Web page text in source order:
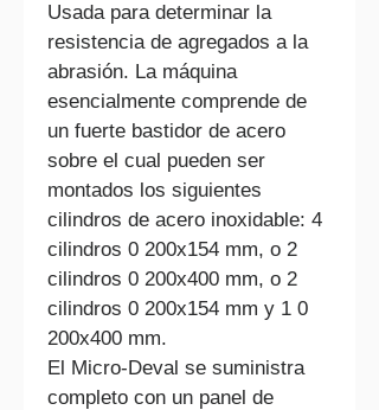
Usada para determinar la
resistencia de agregados a la
abrasión. La máquina
esencialmente comprende de
un fuerte bastidor de acero
sobre el cual pueden ser
montados los siguientes
cilindros de acero inoxidable: 4
cilindros 0 200x154 mm, o 2
cilindros 0 200x400 mm, o 2
cilindros 0 200x154 mm y 1 0
200x400 mm.
El Micro-Deval se suministra
completo con un panel de